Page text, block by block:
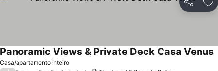
Partilhar
Casa/apartamento inteiro
Panoramic Views & Private Deck Casa Venus